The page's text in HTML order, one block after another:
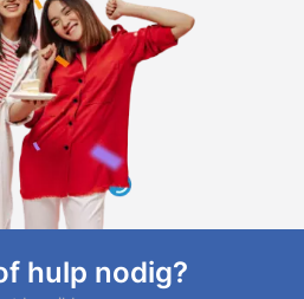
hulp nodig?